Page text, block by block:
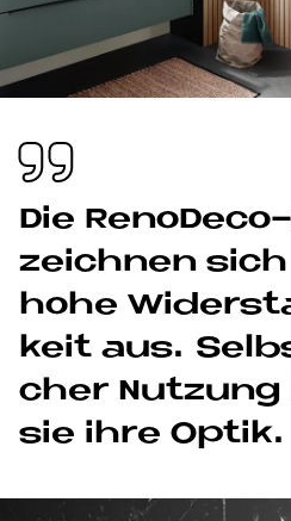
Die
zeich­nen
hohe
keit aus.
cher
sie ihre Op­tik.